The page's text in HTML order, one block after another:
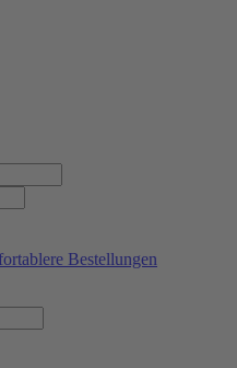
Bestellungen